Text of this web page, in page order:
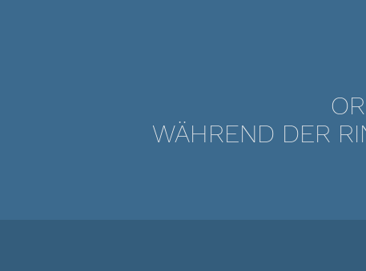
WÄHREND DER